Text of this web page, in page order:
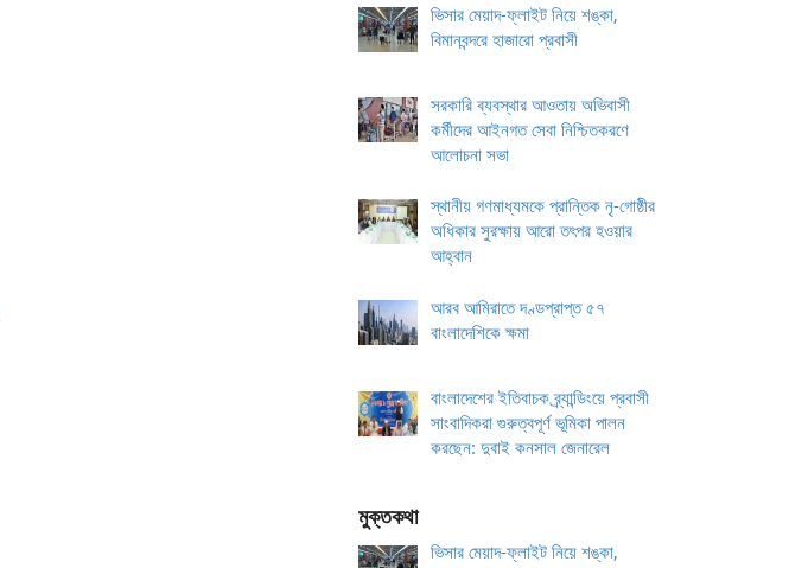
ভিসার মেয়াদ-ফ্লাইট নিয়ে শঙ্কা,
বিমানবন্দরে হাজারো প্রবাসী
সরকারি ব্যবস্থার আওতায় অভিবাসী
কর্মীদের আইনগত সেবা নিশ্চিতকরণে
আলোচনা সভা
স্থানীয় গণমাধ্যমকে প্রান্তিক নৃ-গোষ্ঠীর
অধিকার সুরক্ষায় আরো তৎপর হওয়ার
আহ্বান
আরব আমিরাতে দণ্ডপ্রাপ্ত ৫৭
বাংলাদেশিকে ক্ষমা
বাংলাদেশের ইতিবাচক ব্র্যান্ডিংয়ে প্রবাসী
সাংবাদিকরা গুরুত্বপূর্ণ ভূমিকা পালন
করছেন: দুবাই কনসাল জেনারেল
মুক্তকথা
ভিসার মেয়াদ-ফ্লাইট নিয়ে শঙ্কা,